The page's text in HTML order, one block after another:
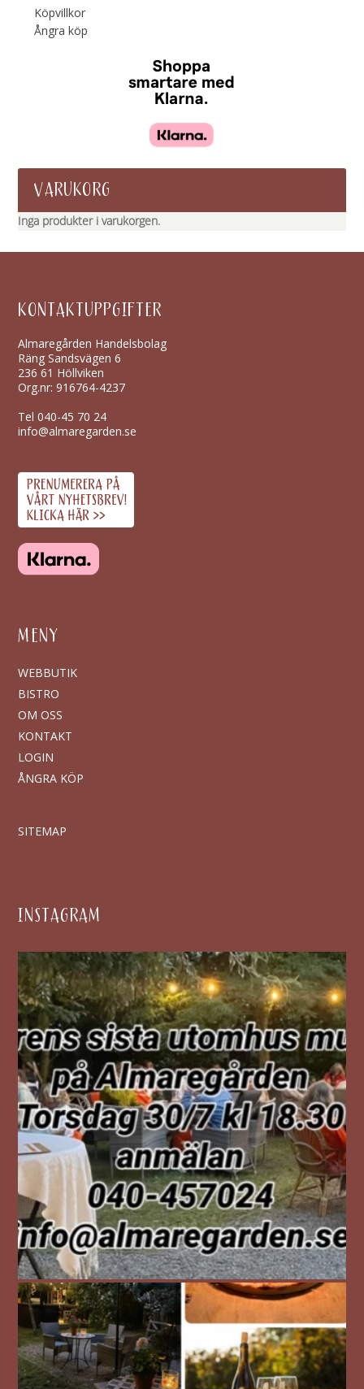
Köpvillkor
Ångra köp
VARUKORG
Inga produkter i varukorgen.
KONTAKTUPPGIFTER
Almaregården Handelsbolag
Räng Sandsvägen 6
236 61 Höllviken
Org.nr: 916764-4237
Tel040-45 70 24
info@almaregarden.se
MENY
WEBBUTIK
BISTRO
OM OSS
KONTAKT
LOGIN
ÅNGRA KÖP
SITEMAP
INSTAGRAM